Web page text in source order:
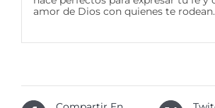
amor de Dios con quienes te rodean.